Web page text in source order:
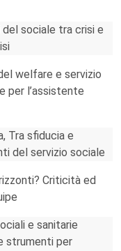
sociale tra crisi e
welfare e servizio
per l’assistente
Tra sfiducia e
del servizio sociale
Criticità ed
e sanitarie
strumenti per